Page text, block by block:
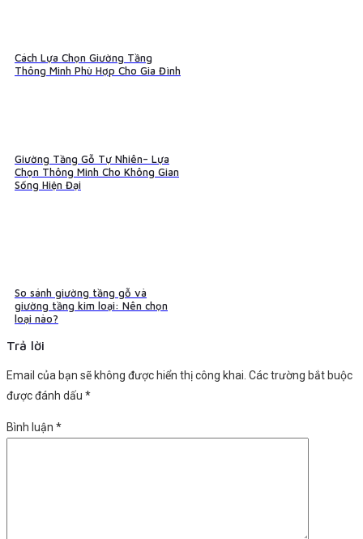
Cách Lựa Chọn Giường Tầng
Thông Minh Phù Hợp Cho Gia Đình
Giường Tầng Gỗ Tự Nhiên– Lựa
Chọn Thông Minh Cho Không Gian
Sống Hiện Đại
So sánh giường tầng gỗ và
giường tầng kim loại: Nên chọn
loại nào?
Trả lời
Email của bạn sẽ không được hiển thị công khai. Các trường bắt buộc
được đánh dấu *
Bình luận *